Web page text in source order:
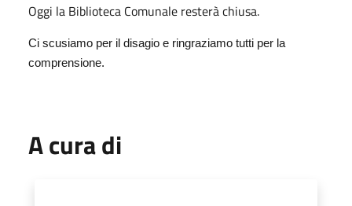
Oggi la Biblioteca Comunale resterà chiusa.
Ci scusiamo per il disagio e ringraziamo tutti per la
comprensione.
A cura di